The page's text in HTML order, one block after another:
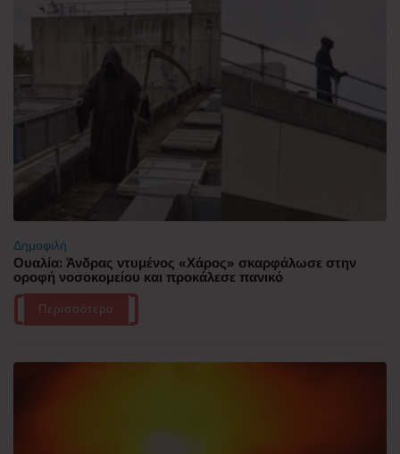
Δημοφιλή
Ουαλία: Άνδρας ντυμένος «Χάρος» σκαρφάλωσε στην
οροφή νοσοκομείου και προκάλεσε πανικό
Περισσότερα